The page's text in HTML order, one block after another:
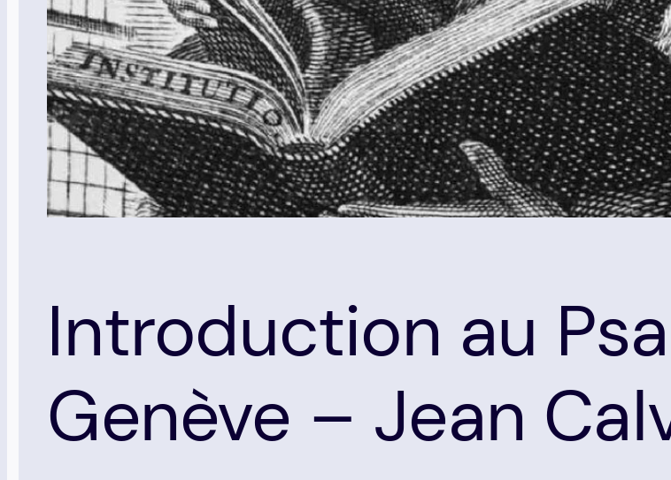
Introduction au
Genève – Jean